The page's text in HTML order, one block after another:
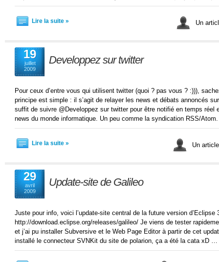
Lire la suite » Un
19
juillet
2009
Developpez sur twitter
Pour ceux d’entre vous qui utilisent twitter (quoi ? pas vous ? :))),
principe est simple : il s’agit de relayer les news et débats annoncés
suffit de suivre @Developpez sur twitter pour être notifié en temps réel
news du monde informatique. Un peu comme la syndication RSS/
Lire la suite » Un
29
avril
2009
Update-site de Galileo
Juste pour info, voici l’update-site central de la future version d’Eclipse
http://download.eclipse.org/releases/galileo/ Je viens de tester
et j’ai pu installer Subversive et le Web Page Editor à partir de cet
installé le connecteur SVNKit du site de polarion, ça a été la cata xD